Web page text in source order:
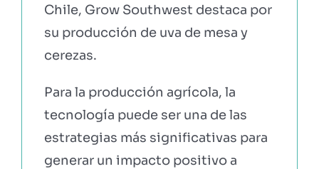
Chile, Grow Southwest destaca por
su producción de uva de mesa y
cerezas.
Para la producción agrícola, la
tecnología puede ser una de las
estrategias más significativas para
generar un impacto positivo a